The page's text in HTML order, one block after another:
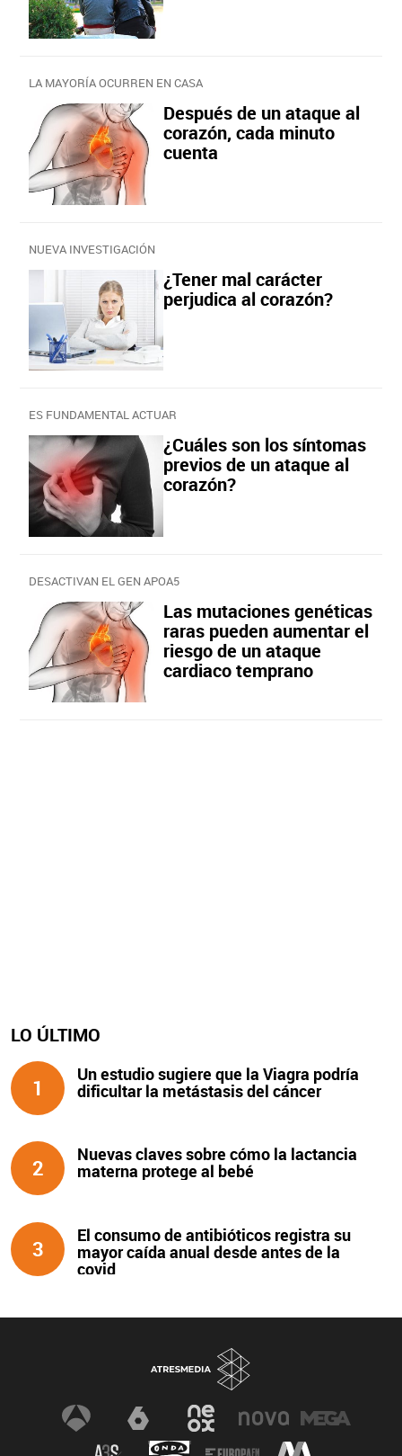
LA MAYORÍA OCURREN EN CASA
Después de un ataque al
corazón, cada minuto
cuenta
NUEVA INVESTIGACIÓN
¿Tener mal carácter
perjudica al corazón?
ES FUNDAMENTAL ACTUAR
¿Cuáles son los síntomas
previos de un ataque al
corazón?
DESACTIVAN EL GEN APOA5
Las mutaciones genéticas
raras pueden aumentar el
riesgo de un ataque
cardiaco temprano
LO ÚLTIMO
1
Un estudio sugiere que la Viagra podría
dificultar la metástasis del cáncer
2
Nuevas claves sobre cómo la lactancia
materna protege al bebé
3
El consumo de antibióticos registra su
mayor caída anual desde antes de la
covid